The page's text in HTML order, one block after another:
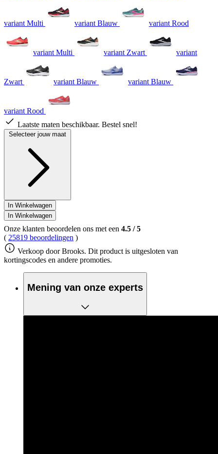
variant Multi variant Blauw variant Rood
variant Multi variant Zwart variant
Zwart variant Blauw variant Blauw
variant Rood
Laatste maten beschikbaar. Bestel snel!
Selecteer jouw maat
In Winkelwagen
In Winkelwagen
Onze klanten beoordelen ons met een 4.5 /5
( 25819 beoordelingen )
Verkoop door Brooks. Dit product is uitgesloten van
kortingscodes en andere promoties.
Mening van onze experts